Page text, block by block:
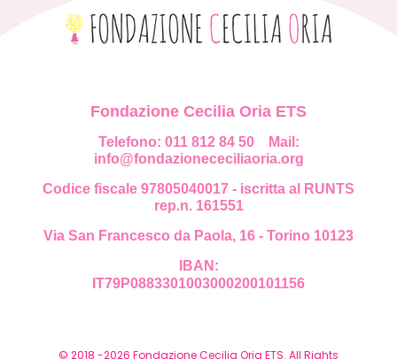
Fondazione Cecilia Oria ETS
Telefono: 011 812 84 50
Mail:
info@fondazionececiliaoria.org
Codice fiscale 97805040017 - iscritta al RUNTS
rep.n. 161551
Via San Francesco da Paola, 16 - Torino 10123
IBAN:
IT79P0883301003000200101156
© 2018 -2026 Fondazione Cecilia Oria ETS. All Rights